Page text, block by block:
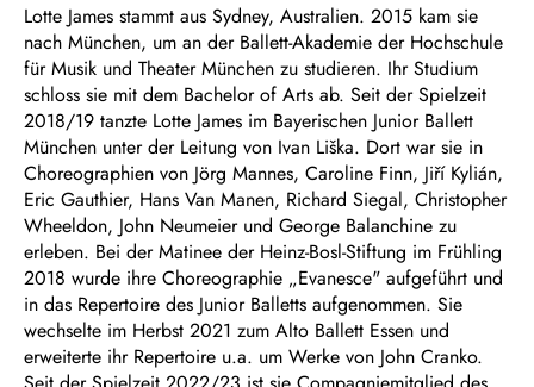
Lotte James stammt aus Sydney, Australien. 2015 kam sie
nach München, um an der Ballett-Akademie der Hochschule
für Musik und Theater München zu studieren. Ihr Studium
schloss sie mit dem Bachelor of Arts ab. Seit der Spielzeit
2018/19 tanzte Lotte James im Bayerischen Junior Ballett
München unter der Leitung von Ivan Liška. Dort war sie in
Choreographien von Jörg Mannes, Caroline Finn, Jiří Kylián,
Eric Gauthier, Hans Van Manen, Richard Siegal, Christopher
Wheeldon, John Neumeier und George Balanchine zu
erleben. Bei der Matinee der Heinz-Bosl-Stiftung im Frühling
2018 wurde ihre Choreographie „Evanesce" aufgeführt und
in das Repertoire des Junior Balletts aufgenommen. Sie
wechselte im Herbst 2021 zum Alto Ballett Essen und
erweiterte ihr Repertoire u.a. um Werke von John Cranko.